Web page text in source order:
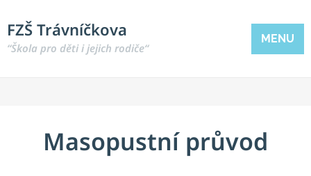
FZŠ Trávníčkova
“Škola pro děti i jejich rodiče“
MENU
Masopustní průvod